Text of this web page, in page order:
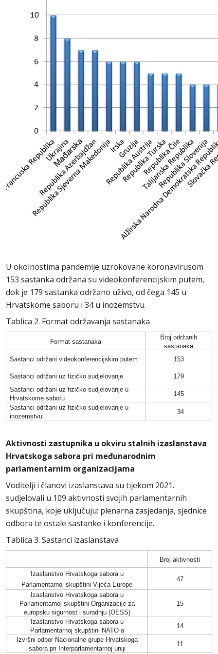
U okolnostima pandemije uzrokovane koronavirusom
153 sastanka održana su videokonferencijskim putem,
dok je 179 sastanka održano uživo, od čega 145 u
Hrvatskome saboru i 34 u inozemstvu.
Tablica 2. Format održavanja sastanaka
Format sastanaka
Broj održanih
sastanaka
Sastanci održani videokonferencijskim putem
153
Sastanci održani uz fizičko sudjelovanje
179
Sastanci održani uz fizičko sudjelovanje u
Hrvatskome saboru
145
Sastanci održani uz fizičko sudjelovanje u
inozemstvu
34
Aktivnosti zastupnika u okviru stalnih izaslanstava
Hrvatskoga sabora pri međunarodnim
parlamentarnim organizacijama
Voditelji i članovi izaslanstava su tijekom 2021.
sudjelovali u 109 aktivnosti svojih parlamentarnih
skupština, koje uključuju: plenarna zasjedanja, sjednice
odbora te ostale sastanke i konferencije.
Tablica 3. Sastanci izaslanstava
Broj aktivnosti
IzaslanstvoHrvatskoga saborau
Parlamentarnoj skupštini Vijeća Europe
47
IzaslanstvoHrvatskoga saborau
Parlamentarnoj skupštini Organizacije za
europsku sigurnost i suradnju (OESS)
15
IzaslanstvoHrvatskoga saborau
Parlamentarnoj skupštini NATO-a
14
Izvršni odbor Nacionalne grupe Hrvatskoga
sabora pri Interparlamentarnoj uniji
11